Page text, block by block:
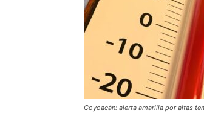
Coyoacán: alerta amarilla por altas